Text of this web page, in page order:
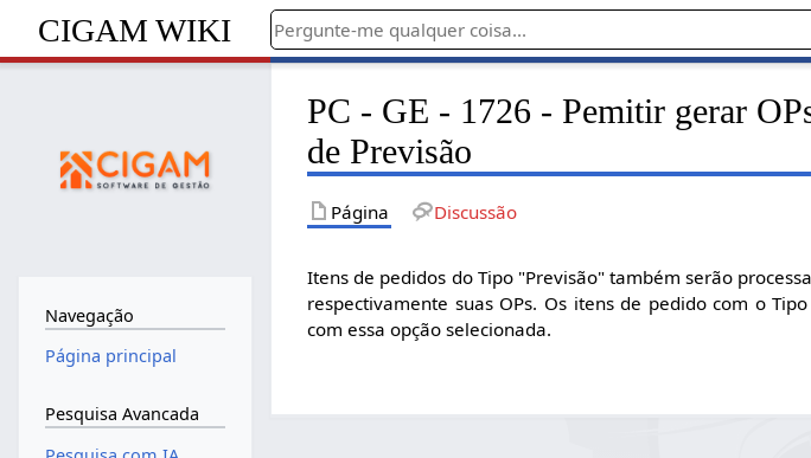
CIGAM WIKI
PC - GE - 1726 - Pemitir gerar
de Previsão
Página Discussão
Itens de pedidos do Tipo "Previsão" também serão
respectivamente suas OPs. Os itens de pedido com o
com essa opção selecionada.
Navegação
Página principal
Pesquisa Avancada